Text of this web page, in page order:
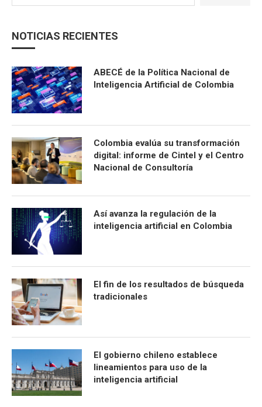
NOTICIAS RECIENTES
ABECÉ de la Política Nacional de
Inteligencia Artificial de Colombia
Colombia evalúa su transformación
digital: informe de Cintel y el Centro
Nacional de Consultoría
Así avanza la regulación de la
inteligencia artificial en Colombia
El fin de los resultados de búsqueda
tradicionales
El gobierno chileno establece
lineamientos para uso de la
inteligencia artificial